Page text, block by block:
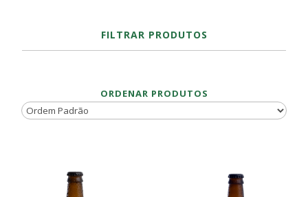
FILTRAR PRODUTOS